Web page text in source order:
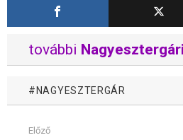
további Nagyesztergári
NAGYESZTERGÁR
MutassElőző